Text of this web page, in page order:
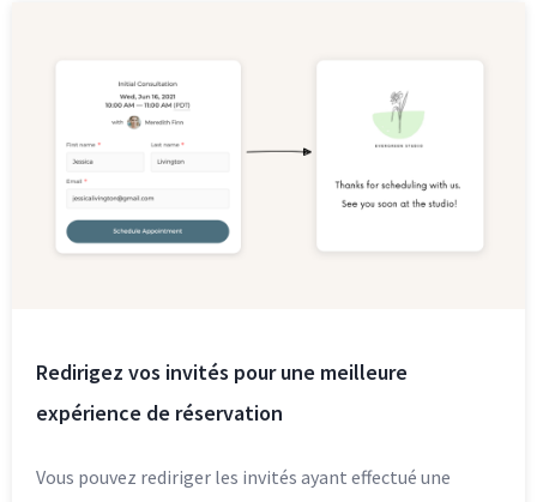
Redirigez vos invités pour une meilleure
expérience de réservation
Vous pouvez rediriger les invités ayant effectué une